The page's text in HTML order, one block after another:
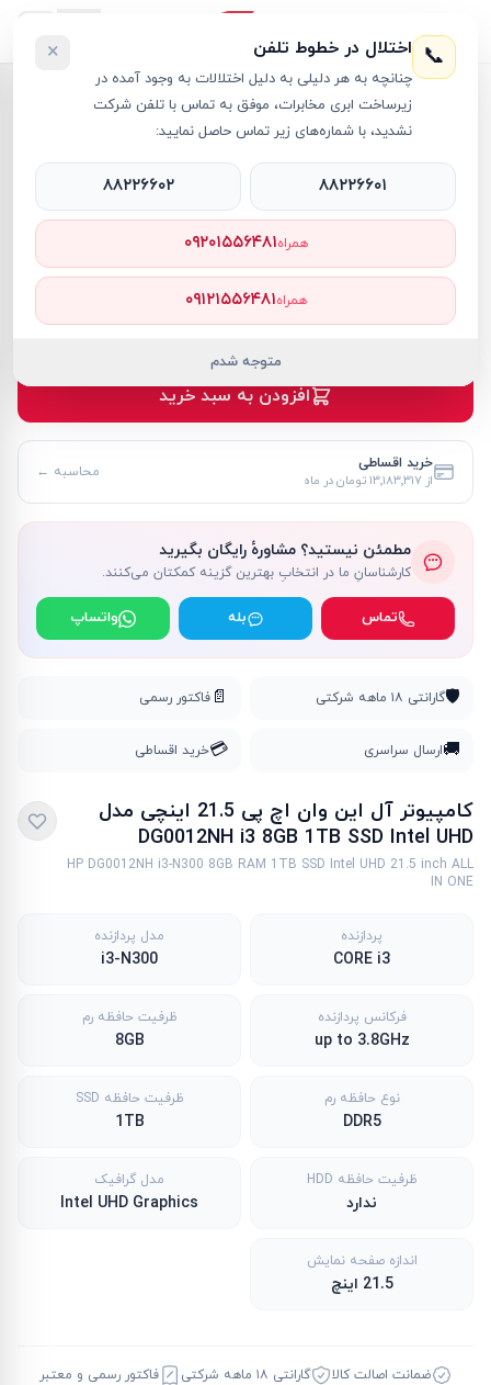
آل این وان اچ پی
۱۴۳٬۸۱۸٬۰۰۰ تومان موجود
افزودن به سبد خرید
خرید اقساطی
از ۱۳٬۱۸۳٬۳۱۷ تومان در ماه محاسبه ←
مطمئن نیستید؟ مشاورهٔ رایگان بگیرید
کارشناسانِ ما در انتخابِ بهترین گزینه کمکتان می‌کنند.
تماس بله واتساپ
🛡️گارانتی ۱۸ ماهه شرکتی 📄 فاکتور رسمی
🚚ارسال سراسری 💳خرید اقساطی
کامپیوتر آل این وان اچ پی 21.5 اينچی مدل
DG0012NH i3 8GB 1TB SSD Intel UHD
HP DG0012NH i3-N300 8GB RAM 1TB SSD Intel UHD 21.5 inch ALL
IN ONE
پردازنده
CORE i3
مدل پردازنده
i3-N300
فرکانس پردازنده
up to 3.8GHz
ظرفیت حافظه رم
8GB
نوع حافظه رم
DDR5
ظرفیت حافظه SSD
1TB
ظرفیت حافظه HDD
ندارد
مدل گرافیک
Intel UHD Graphics
اندازه صفحه نمایش
21.5 اینچ
ضمانت اصالت کالا گارانتی ۱۸ ماهه شرکتی
فاکتور رسمی و معتبر
📞 اختلال در خطوط تلفن
چنانچه به هر دلیلی به دلیل اختلالات به وجود آمده در
زیرساخت ابری مخابرات، موفق به تماس با تلفن شرکت
نشدید، با شماره‌های زیر تماس حاصل نمایید:
×
۸۸۲۲۶۶۰۱ ۸۸۲۲۶۶۰۲
همراه۰۹۲۰۱۵۵۶۴۸۱
همراه۰۹۱۲۱۵۵۶۴۸۱
متوجه شدم